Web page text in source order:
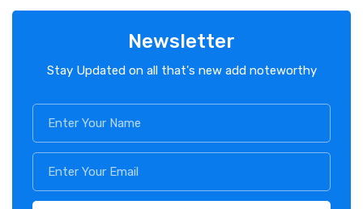
Newsletter
Stay Updated on all that's new add noteworthy